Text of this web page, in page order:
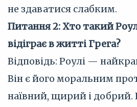
не здаватися слабким.
Питання 2: Хто такий
відіграє в житті Грега?
Відповідь: Роулі —
Він є його моральним
наївний, щирий і добрий.